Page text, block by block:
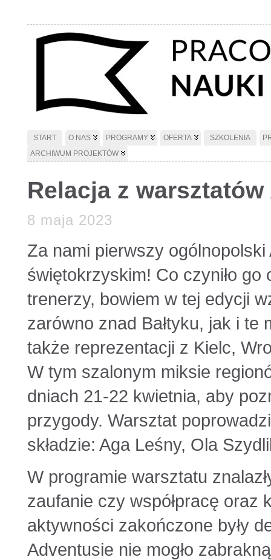
START O NAS PROGRAMY OFERTA SZKOLENIA
ARCHIWUM PROJEKTÓW
Relacja z
8 maja 2023
Za nami pierwszy
świętokrzyskim! Co czyniło
trenerzy, bowiem w tej edycji
zarówno znad Bałtyku, jak i te
także reprezentacji z Kielc,
W tym szalonym miksie
dniach 21-22 kwietnia, aby
przygody. Warsztat
składzie: Aga Leśny, Ola
W programie warsztatu
zaufanie czy współpracę
aktywności zakończone były
Adventusie nie mogło